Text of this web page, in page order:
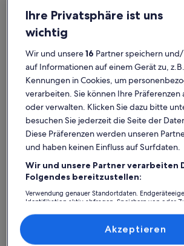
Landkreis Nordvorpommern
Hiddensee: Entdecke
Ferienunterkünfte
Weitere Infos zu Residenz Kubitzer
Ihre Privatsphäre ist uns
wichtig
Wir und unsere16 Partner speichern
auf Informationen auf einem Gerät zu,
Kennungen in Cookies, um
verarbeiten. Sie können Ihre Präferenzen
oder verwalten. Klicken Sie dazu bitte
besuchen Sie jederzeit die Seite der
Diese Präferenzen werden unseren
und haben keinen Einfluss auf Surfdaten.
Wir und unsere Partner verarbeiten
Folgendes bereitzustellen:
Verwendung genauer Standortdaten.
Identifikation aktiv abfragen. Speichern von oder
Inhalte, Messung von Werbeleistung und der
Zielgruppenforschung sowie Entwicklung und
Akzeptieren